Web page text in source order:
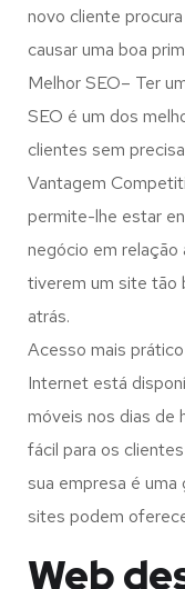
novo cliente
causar uma boa
Melhor SEO– Ter
SEO é um dos
clientes sem
Vantagem
permite-lhe estar
negócio em relação
tiverem um site tão
atrás.
Acesso mais
Internet está
móveis nos dias de
fácil para os
sua empresa é
sites podem
Web